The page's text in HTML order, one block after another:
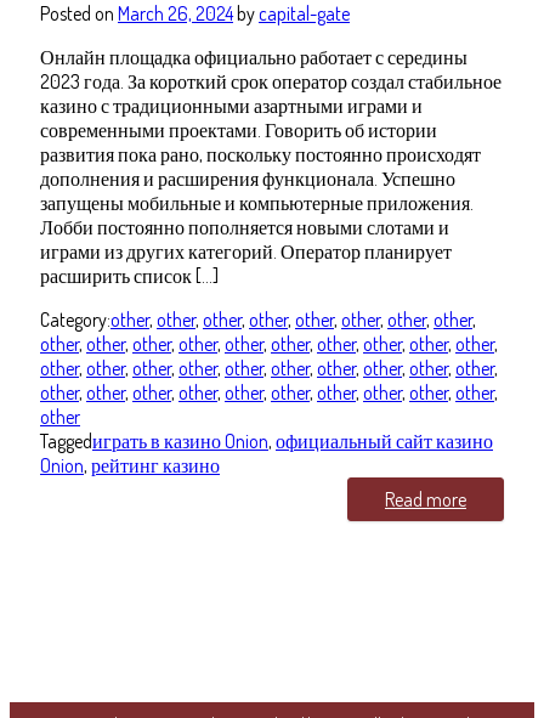
Posted on March 26, 2024bycapital-gate
Онлайн площадка официально работает с середины
2023 года. За короткий срок оператор создал стабильное
казино с традиционными азартными играми и
современными проектами. Говорить об истории
развития пока рано, поскольку постоянно происходят
дополнения и расширения функционала. Успешно
запущены мобильные и компьютерные приложения.
Лобби постоянно пополняется новыми слотами и
играми из других категорий. Оператор планирует
расширить список […]
Category:other, other, other, other, other, other, other, other,
other, other, other, other, other, other, other, other, other, other,
other, other, other, other, other, other, other, other, other, other,
other, other, other, other, other, other, other, other, other, other,
other
Taggedиграть в казино Onion, официальный сайт казино
Onion, рейтинг казино
Read more